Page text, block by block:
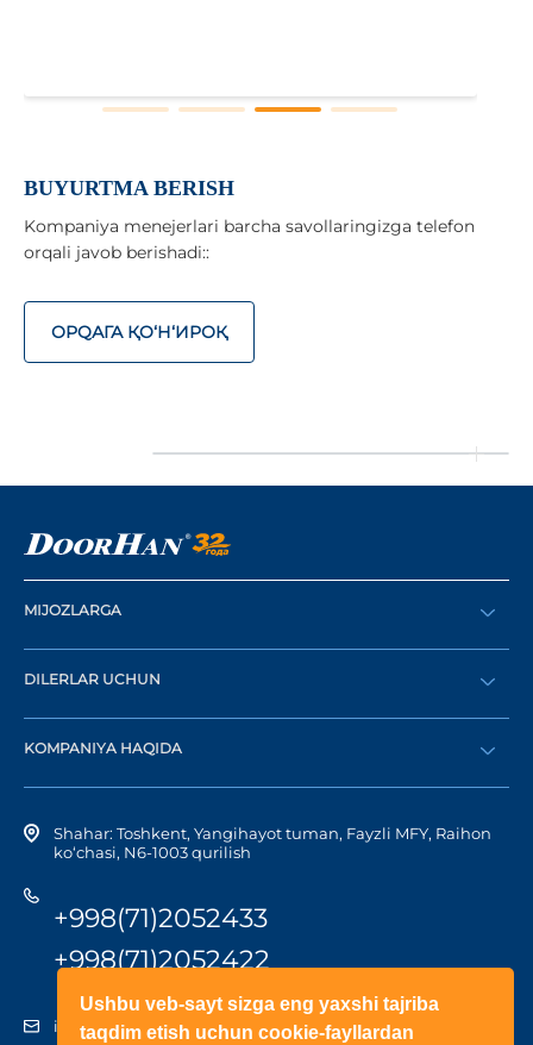
Ushbu veb-sayt sizga eng yaxshi tajriba
taqdim etish uchun cookie-fayllardan
BUYURTMA BERISH
Kompaniya menejerlari barcha savollaringizga telefon
orqali javob berishadi::
ОРQАГА ҚO‘Н‘ИРОҚ
MIJOZLARGA
Buyurtma berish
DILERLAR UCHUN
Diler bo‘lish
Shaxsiy kabinetga kirish
KOMPANIYA HAQIDA
Kompaniya tarixi
Shahar: Toshkent, Yangihayot tuman, Fayzli MFY, Raihon
ko‘chasi, N6-1003 qurilish
+998(71)2052433
+998(71)2052422
info@doorhan.uz